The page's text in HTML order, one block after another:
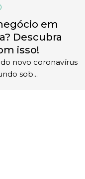
em
Descubra
isso!
novo coronavírus
sob...